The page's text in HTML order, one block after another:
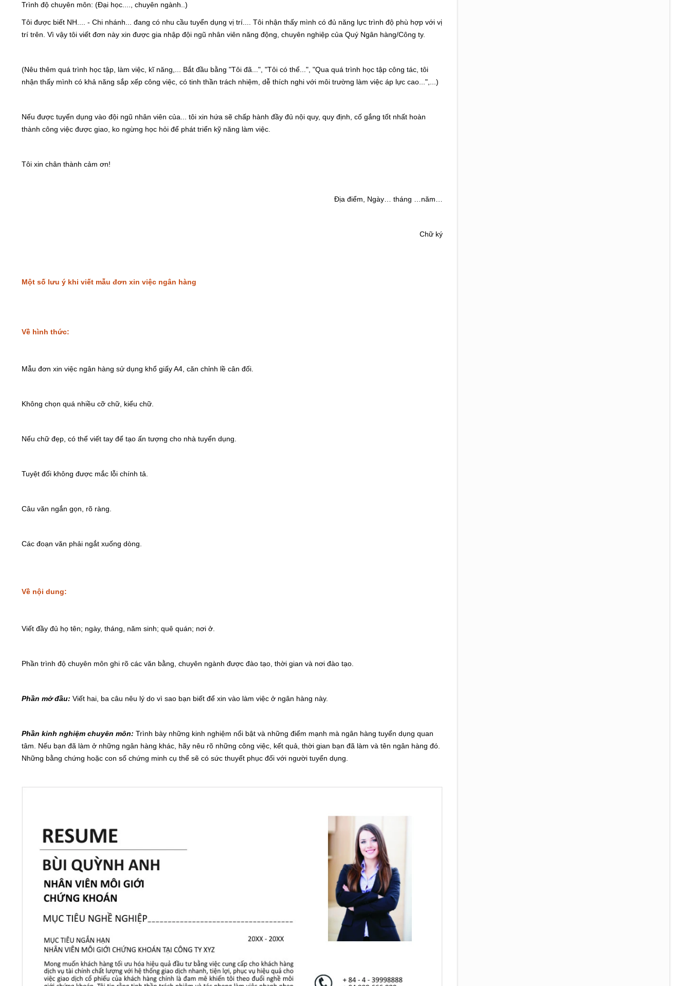
Trình độ chuyên môn: (Đại học...., chuyên ngành..)
Tôi được biết NH.... - Chi nhánh... đang có nhu cầu tuyển dụng vị trí.... Tôi nhận thấy mình có đủ năng lực trình độ phù hợp với vị
trí trên. Vì vậy tôi viết đơn này xin được gia nhập đội ngũ nhân viên năng động, chuyên nghiệp của Quý Ngân hàng/Công ty.
(Nêu thêm quá trình học tập, làm việc, kĩ năng,... Bắt đầu bằng "Tôi đã...", "Tôi có thể...", "Qua quá trình học tập công tác, tôi
nhận thấy mình có khả năng sắp xếp công việc, có tinh thần trách nhiệm, dễ thích nghi với môi trường làm việc áp lực cao...",...)
Nếu được tuyển dụng vào đội ngũ nhân viên của... tôi xin hứa sẽ chấp hành đầy đủ nội quy, quy định, cố gắng tốt nhất hoàn
thành công việc được giao, ko ngừng học hỏi để phát triển kỹ năng làm việc.
Tôi xin chân thành cảm ơn!
Địa điểm, Ngày… tháng …năm…
Chữ ký
Một số lưu ý khi viết mẫu đơn xin việc ngân hàng
Về hình thức:
Mẫu đơn xin việc ngân hàng sử dụng khổ giấy A4, căn chỉnh lề cân đối.
Không chọn quá nhiều cỡ chữ, kiểu chữ.
Nếu chữ đẹp, có thể viết tay để tạo ấn tượng cho nhà tuyển dụng.
Tuyệt đối không được mắc lỗi chính tả.
Câu văn ngắn gọn, rõ ràng.
Các đoạn văn phải ngắt xuống dòng.
Về nội dung:
Viết đầy đủ họ tên; ngày, tháng, năm sinh; quê quán; nơi ở.
Phần trình độ chuyên môn ghi rõ các văn bằng, chuyên ngành được đào tạo, thời gian và nơi đào tạo.
Phần mở đầu: Viết hai, ba câu nêu lý do vì sao bạn biết để xin vào làm việc ở ngân hàng này.
Phần kinh nghiệm chuyên môn: Trình bày những kinh nghiệm nổi bật và những điểm mạnh mà ngân hàng tuyển dụng quan
tâm. Nếu bạn đã làm ở những ngân hàng khác, hãy nêu rõ những công việc, kết quả, thời gian bạn đã làm và tên ngân hàng đó.
Những bằng chứng hoặc con số chứng minh cụ thể sẽ có sức thuyết phục đối với người tuyển dụng.